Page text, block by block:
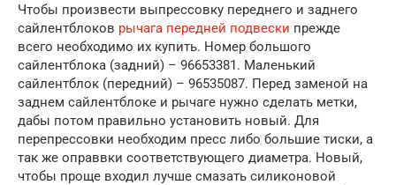
Чтобы произвести выпрессовку переднего и заднего
сайлентблоков рычага передней подвески прежде
всего необходимо их купить. Номер большого
сайлентблока (задний) – 96653381. Маленький
сайлентблок (передний) – 96535087. Перед заменой на
заднем сайлентблоке и рычаге нужно сделать метки,
дабы потом правильно установить новый. Для
перепрессовки необходим пресс либо большие тиски, а
так же оправвки соответствующего диаметра. Новый,
чтобы проще входил лучше смазать силиконовой